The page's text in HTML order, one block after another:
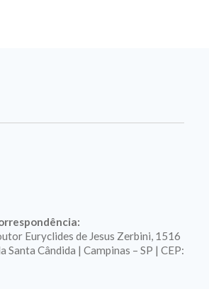
Euryclides de Jesus Zerbini, 1516
Santa Cândida | Campinas – SP | CEP: